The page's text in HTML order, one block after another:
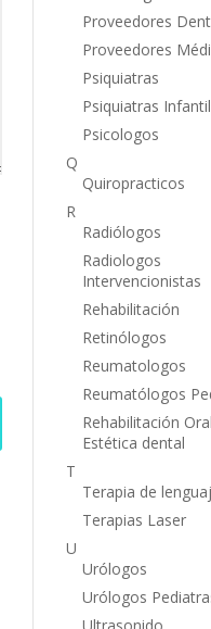
Proveedores
Proveedores
Psiquiatras
Psiquiatras
Psicologos
Q
Quiropracticos
R
Radiólogos
Radiologos
Intervencionistas
Rehabilitación
Retinólogos
Reumatologos
Reumatólogos
Rehabilitación
Estética dental
T
Terapia de
Terapias Laser
U
Urólogos
Urólogos
Ultrasonido